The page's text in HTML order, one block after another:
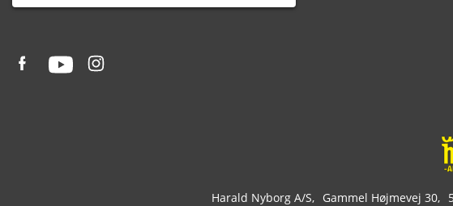
Harald Nyborg A/S Gammel Højmevej 30